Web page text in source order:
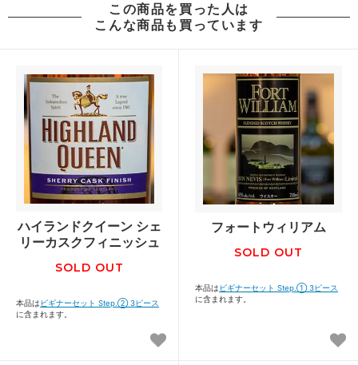
この商品を買った人は
こんな商品も買っています
ハイランドクイーン シェ
リーカスクフィニッシュ
SOLD OUT
本品は ビギナーセット Step.② 3ピース
に含まれます。
フォートウィリアム
SOLD OUT
本品は ビギナーセット Step.① 3ピース
に含まれます。